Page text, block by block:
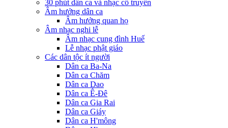
30 phút dân ca và nhạc cổ truyền
Âm hưởng dân ca
Âm hưởng quan họ
Âm nhạc nghi lễ
Âm nhạc cung đình Huế
Lễ nhạc phật giáo
Các dân tộc ít người
Dân ca Ba-Na
Dân ca Chăm
Dân ca Dao
Dân ca Ê-Đê
Dân ca Gia Rai
Dân ca Giáy
Dân ca H'mông